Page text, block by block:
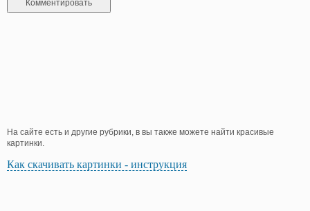
На сайте есть и другие рубрики, в вы также можете найти красивые
картинки.
Как скачивать картинки - инструкция